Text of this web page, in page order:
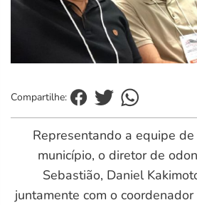
Compartilhe:
Representando a equipe
município, o diretor de
Sebastião, Daniel
juntamente com o